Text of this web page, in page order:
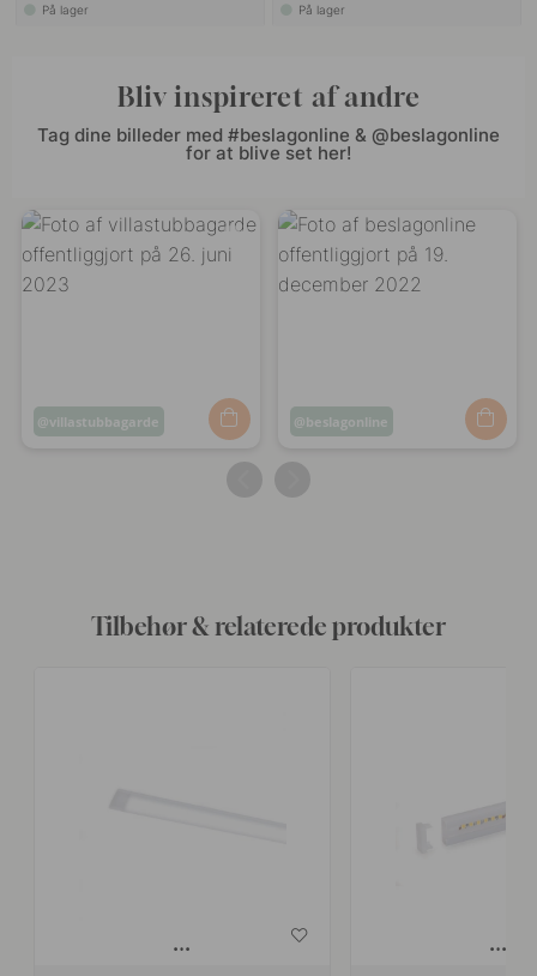
På lager På lager
Bliv inspireret af andre
Tag dine billeder med #beslagonline & @beslagonline
for at blive set her!
Opslag
villastubbagarde
Opslag
af
beslagonline
Tilbehør & relaterede produkter